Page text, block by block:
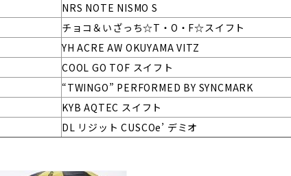
NRS NOTE NISMO S
チョコ＆いざっち☆T・O・F☆スイフト
YH ACRE AW OKUYAMA VITZ
COOL GO TOF スイフト
“TWINGO” PERFORMED BY SYNCMARK
KYB AQTEC スイフト
DL リジット CUSCOe’ デミオ